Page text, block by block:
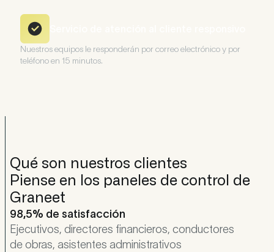
Nuestros equipos le responderán por correo electrónico y por
teléfono en 15 minutos.
Qué son nuestros clientes
Piense en los paneles de control de
Graneet
98,5% de satisfacción
Ejecutivos, directores financieros, conductores
de obras, asistentes administrativos